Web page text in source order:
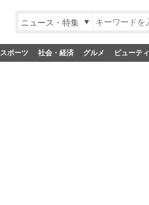
ニュース・特集
スポーツ 社会・経済 グルメ ビューティ